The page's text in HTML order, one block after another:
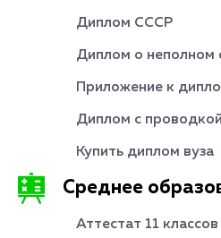
Диплом СССР
Диплом о неполном
Приложение к
Диплом с проводкой
Купить диплом вуза
Среднее
Аттестат 11 классов